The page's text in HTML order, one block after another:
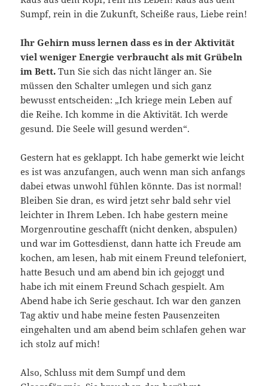
Sumpf, rein in die Zukunft, Scheiße raus, Liebe rein!
Ihr Gehirn muss lernen dass es in der Aktivität
viel weniger Energie verbraucht als mit Grübeln
im Bett.Tun Sie sich das nicht länger an. Sie
müssen den Schalter umlegen und sich ganz
bewusst entscheiden: „Ich kriege mein Leben auf
die Reihe. Ich komme in die Aktivität. Ich werde
gesund. Die Seele will gesund werden“.
Gestern hat es geklappt. Ich habe gemerkt wie leicht
es ist was anzufangen, auch wenn man sich anfangs
dabei etwas unwohl fühlen könnte. Das ist normal!
Bleiben Sie dran, es wird jetzt sehr bald sehr viel
leichter in Ihrem Leben. Ich habe gestern meine
Morgenroutine geschafft (nicht denken, abspulen)
und war im Gottesdienst, dann hatte ich Freude am
kochen, am lesen, hab mit einem Freund telefoniert,
hatte Besuch und am abend bin ich gejoggt und
habe ich mit einem Freund Schach gespielt. Am
Abend habe ich Serie geschaut. Ich war den ganzen
Tag aktiv und habe meine festen Pausenzeiten
eingehalten und am abend beim schlafen gehen war
ich stolz auf mich!
Also, Schluss mit dem Sumpf und dem